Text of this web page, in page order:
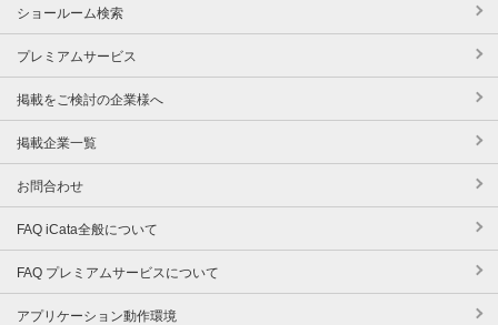
ショールーム検索
プレミアムサービス
掲載をご検討の企業様へ
掲載企業一覧
お問合わせ
FAQ iCata全般について
FAQ プレミアムサービスについて
アプリケーション動作環境